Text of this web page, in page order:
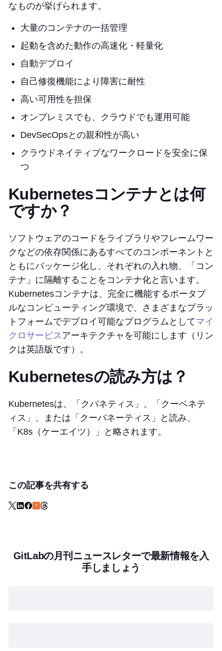
なものが挙げられます。
大量のコンテナの一括管理
起動を含めた動作の高速化・軽量化
自動デプロイ
自己修復機能により障害に耐性
高い可用性を担保
オンプレミスでも、クラウドでも運用可能
DevSecOpsとの親和性が高い
クラウドネイティブなワークロードを安全に保
つ
Kubernetesコンテナとは何
ですか？
ソフトウェアのコードをライブラリやフレームワー
クなどの依存関係にあるすべてのコンポーネントと
ともにパッケージ化し、それぞれの入れ物、「コン
テナ」に隔離することをコンテナ化と言います。
Kubernetesコンテナは、完全に機能するポータブ
ルなコンピューティング環境で、さまざまなプラッ
トフォームでデプロイ可能なプログラムとしてマイ
クロサービス アーキテクチャを可能にします（リン
クは英語版です）。
Kubernetesの読み方は？
Kubernetesは、「クバネティス」、「クーベネテ
ィス」、または「クーバネーティス」と読み、
「K8s（ケーエイツ）」と略されます。
この記事を共有する
GitLabの月刊ニュースレターで最新情報を入
手しましょう